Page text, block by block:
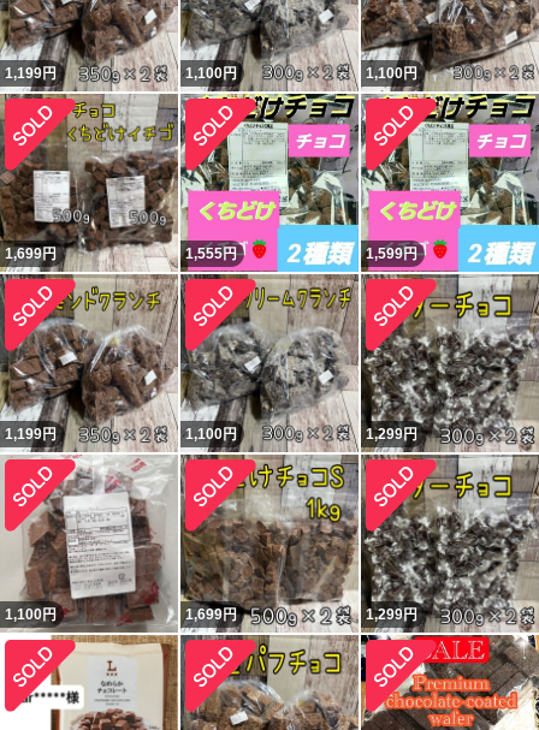
1,199円 1,100円 1,100円
1,699円 1,555円 1,599円
1,199円 1,100円 1,299円
1,100円 1,699円 1,299円